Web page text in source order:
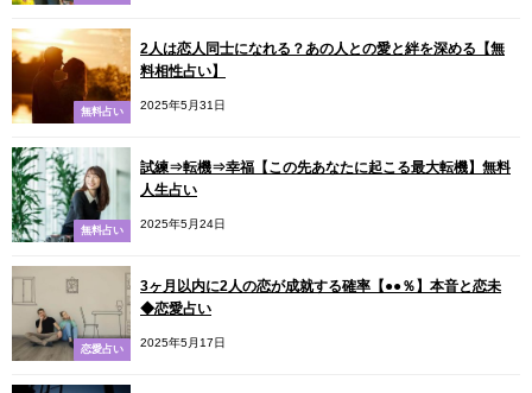
無料占い
2人は恋人同士になれる？あの人との愛と絆を深める【無
料相性占い】
2025年5月31日
無料占い
試練⇒転機⇒幸福【この先あなたに起こる最大転機】無料
人生占い
2025年5月24日
恋愛占い
3ヶ月以内に2人の恋が成就する確率【●●％】本音と恋未
◆恋愛占い
2025年5月17日